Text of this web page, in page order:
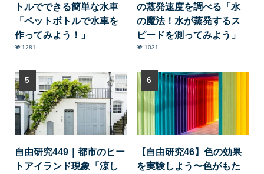
トルでできる簡単な水車
「ペットボトルで水車を
作ってみよう！」
1281
の蒸発速度を調べる「水
の魔法！水が蒸発するス
ピードを測ってみよう」
1031
自由研究449｜都市のヒー
トアイランド現象「涼し
【自由研究46】色の効果
を実験しよう〜色がもた